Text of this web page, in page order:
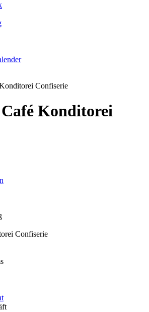
Confiserie
Konditorei
Confiserie